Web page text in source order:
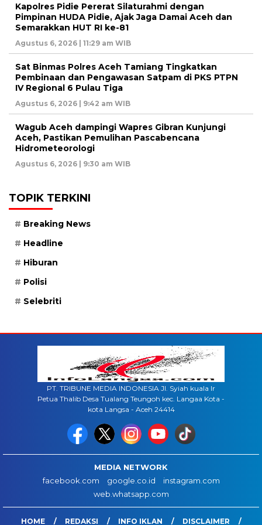
Kapolres Pidie Pererat Silaturahmi dengan
Pimpinan HUDA Pidie, Ajak Jaga Damai Aceh dan
Semarakkan HUT RI ke-81
Agustus 6, 2026 | 11:29 am WIB
Sat Binmas Polres Aceh Tamiang Tingkatkan
Pembinaan dan Pengawasan Satpam di PKS PTPN
IV Regional 6 Pulau Tiga
Agustus 6, 2026 | 9:42 am WIB
Wagub Aceh dampingi Wapres Gibran Kunjungi
Aceh, Pastikan Pemulihan Pascabencana
Hidrometeorologi
Agustus 6, 2026 | 9:30 am WIB
TOPIK TERKINI
Breaking News
Headline
Hiburan
Polisi
Selebriti
PT. TRIBUNE MEDIA INDONESIA Jl. Syiah kuala lr
Petua Thalib Desa Tualang Teungoh kec. Langaa Kota -
kota Langsa - Aceh 24414
MEDIA NETWORK
facebook.com
google.co.id
instagram.com
web.whatsapp.com
HOME REDAKSI INFO IKLAN DISCLAIMER